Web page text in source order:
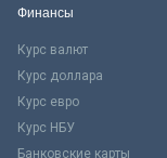
Финансы
Курс валют
Курс доллара
Курс евро
Курс НБУ
Банковские карты